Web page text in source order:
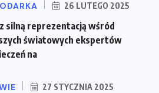
26 LUTEGO 2025
silną reprezentacją wśród
światowych ekspertów
na
27 STYCZNIA 2025